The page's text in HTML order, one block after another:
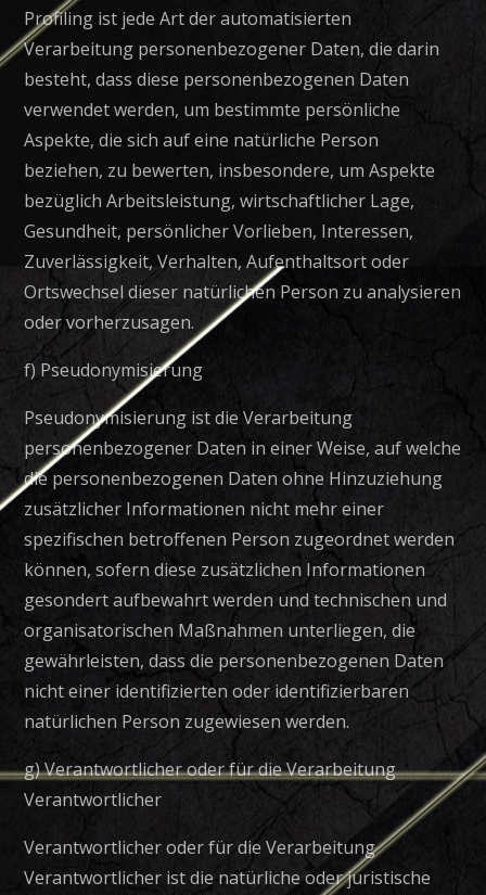
Profiling ist jede Art der automatisierten
Verarbeitung personenbezogener Daten, die darin
besteht, dass diese personenbezogenen Daten
verwendet werden, um bestimmte persönliche
Aspekte, die sich auf eine natürliche Person
beziehen, zu bewerten, insbesondere, um Aspekte
bezüglich Arbeitsleistung, wirtschaftlicher Lage,
Gesundheit, persönlicher Vorlieben, Interessen,
Zuverlässigkeit, Verhalten, Aufenthaltsort oder
Ortswechsel dieser natürlichen Person zu analysieren
oder vorherzusagen.
f) Pseudonymisierung
Pseudonymisierung ist die Verarbeitung
personenbezogener Daten in einer Weise, auf welche
die personenbezogenen Daten ohne Hinzuziehung
zusätzlicher Informationen nicht mehr einer
spezifischen betroffenen Person zugeordnet werden
können, sofern diese zusätzlichen Informationen
gesondert aufbewahrt werden und technischen und
organisatorischen Maßnahmen unterliegen, die
gewährleisten, dass die personenbezogenen Daten
nicht einer identifizierten oder identifizierbaren
natürlichen Person zugewiesen werden.
g) Verantwortlicher oder für die Verarbeitung
Verantwortlicher
Verantwortlicher oder für die Verarbeitung
Verantwortlicher ist die natürliche oder juristische